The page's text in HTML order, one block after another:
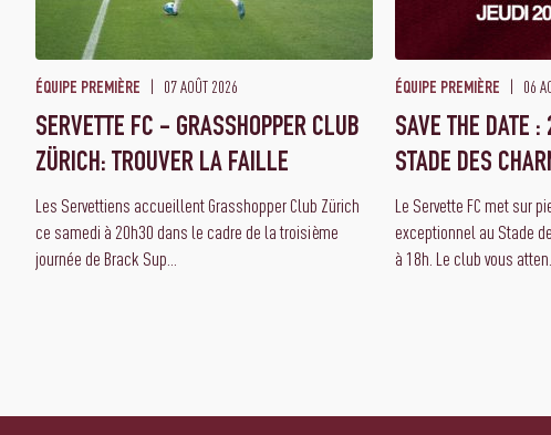
ÉQUIPE PREMIÈRE 07 AOÛT 2026
SERVETTE FC - GRASSHOPPER CLUB
ZÜRICH: TROUVER LA FAILLE
Les Servettiens accueillent Grasshopper Club Zürich
ce samedi à 20h30 dans le cadre de la troisième
journée de Brack Sup...
ÉQUIPE PREMIÈRE 06
SAVE THE DATE
STADE DES
Le Servette FC met sur
exceptionnel au Stade
à 18h. Le club vous atten...